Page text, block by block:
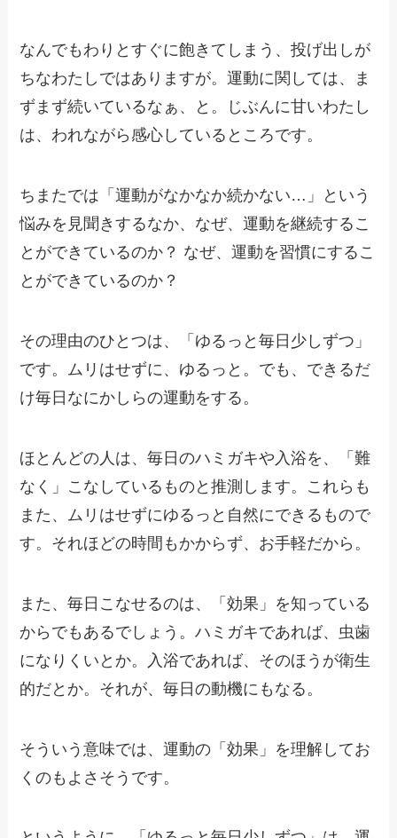
なんでもわりとすぐに飽きてしまう、投げ出しが
ちなわたしではありますが。運動に関しては、ま
ずまず続いているなぁ、と。じぶんに甘いわたし
は、われながら感心しているところです。
ちまたでは「運動がなかなか続かない…」という
悩みを見聞きするなか、なぜ、運動を継続するこ
とができているのか？ なぜ、運動を習慣にするこ
とができているのか？
その理由のひとつは、「ゆるっと毎日少しずつ」
です。ムリはせずに、ゆるっと。でも、できるだ
け毎日なにかしらの運動をする。
ほとんどの人は、毎日のハミガキや入浴を、「難
なく」こなしているものと推測します。これらも
また、ムリはせずにゆるっと自然にできるもので
す。それほどの時間もかからず、お手軽だから。
また、毎日こなせるのは、「効果」を知っている
からでもあるでしょう。ハミガキであれば、虫歯
になりくいとか。入浴であれば、そのほうが衛生
的だとか。それが、毎日の動機にもなる。
そういう意味では、運動の「効果」を理解してお
くのもよさそうです。